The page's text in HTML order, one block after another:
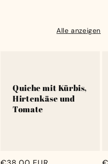
Alle anzeigen
Quiche mit Kürbis,
Hirtenkäse und
Tomate